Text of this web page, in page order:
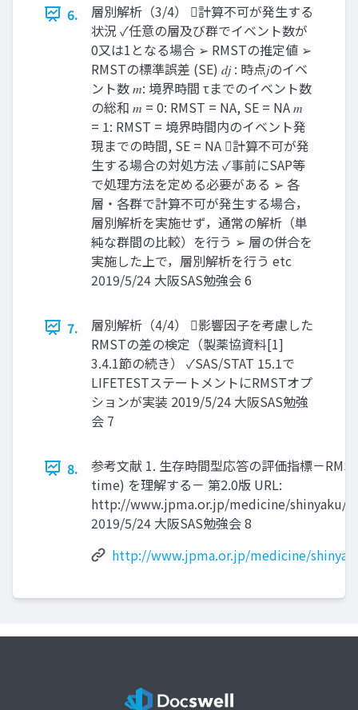
6.
層別解析（3/4） 計算不可が発生する
状況 ✓任意の層及び群でイベント数が
0又は1となる場合 ➢ RMSTの推定値 ➢
RMSTの標準誤差 (SE) 𝑑𝑗 : 時点𝑗のイベ
ント数 𝑚: 境界時間 τまでのイベント数
の総和 𝑚 = 0: RMST = NA, SE = NA 𝑚
= 1: RMST = 境界時間内のイベント発
現までの時間, SE = NA 計算不可が発
生する場合の対処方法 ✓事前にSAP等
で処理方法を定める必要がある ➢ 各
層・各群で計算不可が発生する場合，
層別解析を実施せず，通常の解析（単
純な群間の比較）を行う ➢ 層の併合を
実施した上で，層別解析を行う etc
2019/5/24 大阪SAS勉強会 6
7.
層別解析（4/4） 影響因子を考慮した
RMSTの差の検定（製薬協資料[1]
3.4.1節の続き） ✓SAS/STAT 15.1で
LIFETESTステートメントにRMSTオプ
ションが実装 2019/5/24 大阪SAS勉強
会 7
8.
参考文献 1. 生存時間型応答の評価指標－
time) を理解する－ 第2.0版 URL:
http://www.jpma.or.jp/medicine/
2019/5/24 大阪SAS勉強会 8
http://www.jpma.or.jp/medicine/